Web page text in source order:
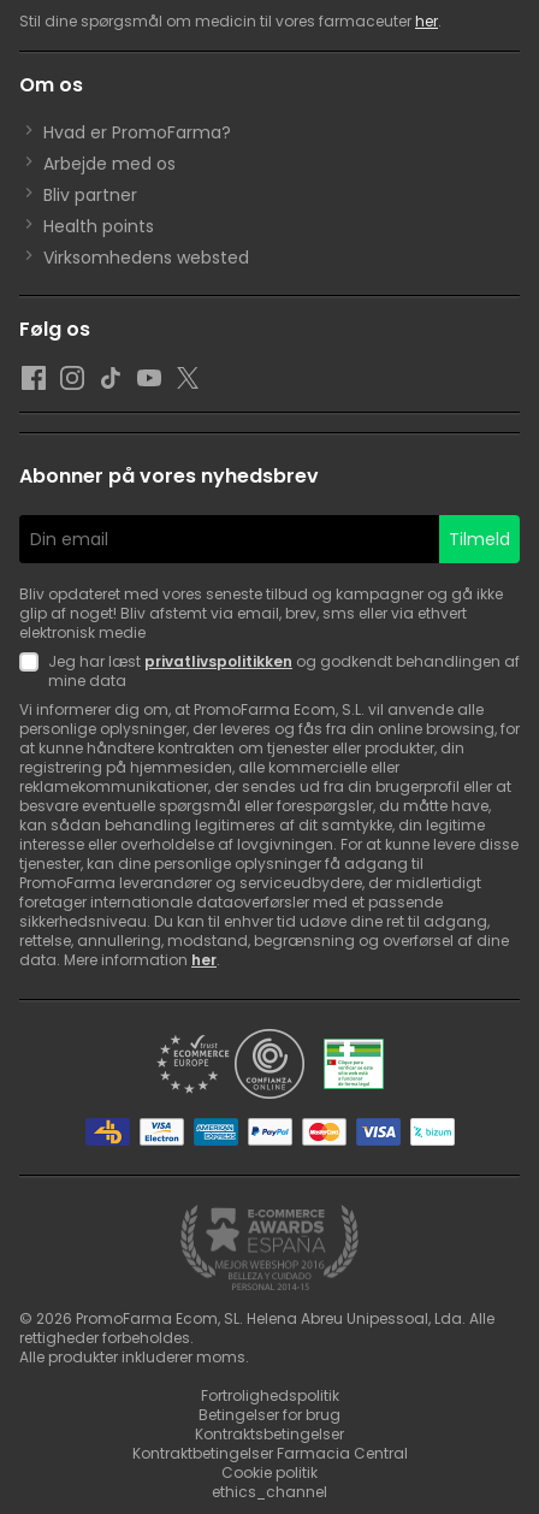
Stil dine spørgsmål om medicin til vores farmaceuterher.
Om os
Hvad er PromoFarma?
Arbejde med os
Bliv partner
Health points
Virksomhedens websted
Følg os
Abonner på vores nyhedsbrev
Tilmeld
Bliv opdateret med vores seneste tilbud og kampagner og gå ikke
glip af noget! Bliv afstemt via email, brev, sms eller via ethvert
elektronisk medie
Jeg har læst privatlivspolitikken og godkendt behandlingen af
mine data
Vi informerer dig om, at PromoFarma Ecom, S.L. vil anvende alle
personlige oplysninger, der leveres og fås fra din online browsing, for
at kunne håndtere kontrakten om tjenester eller produkter, din
registrering på hjemmesiden, alle kommercielle eller
reklamekommunikationer, der sendes ud fra din brugerprofil eller at
besvare eventuelle spørgsmål eller forespørgsler, du måtte have,
kan sådan behandling legitimeres af dit samtykke, din legitime
interesse eller overholdelse af lovgivningen. For at kunne levere disse
tjenester, kan dine personlige oplysninger få adgang til
PromoFarma leverandører og serviceudbydere, der midlertidigt
foretager internationale dataoverførsler med et passende
sikkerhedsniveau. Du kan til enhver tid udøve dine ret til adgang,
rettelse, annullering, modstand, begrænsning og overførsel af dine
data. Mere information her.
© 2026 PromoFarma Ecom, SL. Helena Abreu Unipessoal, Lda. Alle
rettigheder forbeholdes.
Alle produkter inkluderer moms.
Fortrolighedspolitik
Betingelser for brug
Kontraktsbetingelser
Kontraktbetingelser Farmacia Central
Cookie politik
ethics_channel